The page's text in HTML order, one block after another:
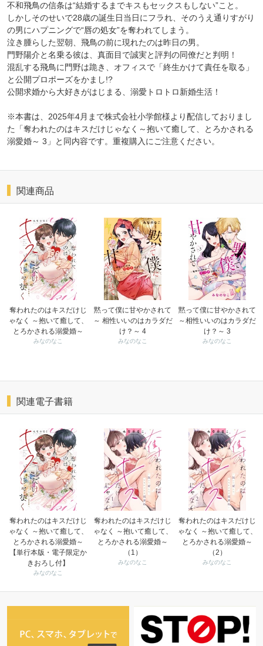
不和飛鳥の信条は“結婚するまでキスもセックスもしない”こと。
しかしそのせいで28歳の誕生日当日にフラれ、そのうえ通りすがり
の男にハプニングで“唇の処女”を奪われてしまう。
泣き腫らした翌朝、飛鳥の前に現れたのは昨日の男。
門野陽介と名乗る彼は、真面目で誠実と評判の同僚だと判明！
混乱する飛鳥に門野は跪き、オフィスで「終生かけて責任を取る」
と公開プロポーズをかまし!?
公開求婚から大好きがはじまる、溺愛トロトロ新婚生活！
※本書は、2025年4月まで株式会社小学館様より配信しておりまし
た「奪われたのはキスだけじゃなく～抱いて癒して、とろかされる
溺愛婚～ 3」と同内容です。重複購入にご注意ください。
関連商品
奪われたのはキスだけじ
ゃなく ～抱いて癒して、
とろかされる溺愛婚～
みなのなこ
黙って僕に甘やかされて
～ 相性いいのはカラダだ
け？～ 4
みなのなこ
黙って僕に甘やかされて
～相性いいのはカラダだ
け？～ 3
みなのなこ
関連電子書籍
奪われたのはキスだけじ
ゃなく ～抱いて癒して、
とろかされる溺愛婚～
【単行本版・電子限定か
きおろし付】
みなのなこ
奪われたのはキスだけじ
ゃなく ～抱いて癒して、
とろかされる溺愛婚～
（1）
みなのなこ
奪われたのはキスだけじ
ゃなく ～抱いて癒して、
とろかされる溺愛婚～
（2）
みなのなこ